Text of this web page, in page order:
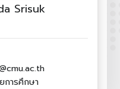
Srisuk
การศึกษา